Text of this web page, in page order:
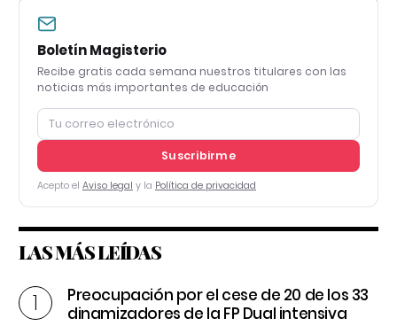
Boletín Magisterio
Recibe gratis cada semana nuestros titulares con las
noticias más importantes de educación
Suscribirme
Acepto el Aviso legal y la Política de privacidad
LAS MÁS LEÍDAS
Preocupación por el cese de 20 de los 33
dinamizadores de la FP Dual intensiva